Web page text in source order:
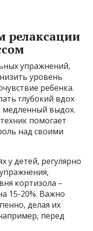
релаксации
упражнений,
уровень
ребенка.
глубокий вдох
медленный выдох.
помогает
над своими
у детей, регулярно
кортизола –
15-20%. Важно
делая их
перед